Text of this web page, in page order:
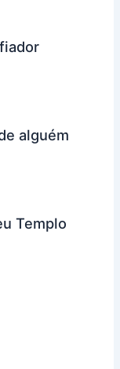
alguém
Templo